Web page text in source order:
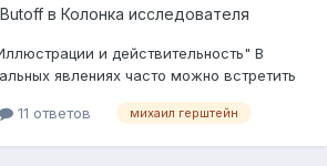
Butoff в Колонка исследователя
и действительность" В
явлениях часто можно встретить
нарисованное соответствует истине и
11 ответов михаил герштейн